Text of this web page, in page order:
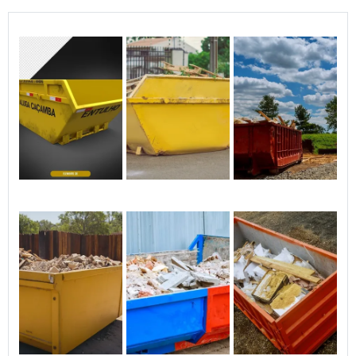
Essa cobertura abrangente permite que a
empresa ofereça um serviço ágil, atendendo
às necessidades específicas de cada cliente
em tempo hábil.
Entrega e Retirada das Caçambas
A entrega e retirada das caçambas são
realizadas por uma equipe profissional,
com segurança e eficiência. A pontualidade
na entrega é uma prioridade, assegurando
que os projetos dos clientes não sofram
atrasos.
Após o uso, a retirada é feita de forma rápida,
respeitando todas as normas de trânsito e
segurança, contribuindo para a satisfação do